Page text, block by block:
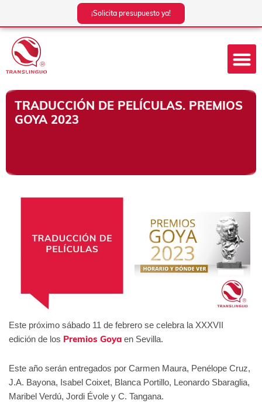
contenido
¡Solicita presupuesto ya!
TRADUCCIÓN DE PELÍCULAS. PREMIOS
GOYA 2023
Este próximo sábado 11 de febrero se celebra la XXXVII
edición de los Premios Goya en Sevilla.
Este año serán entregados por Carmen Maura, Penélope Cruz,
J.A. Bayona, Isabel Coixet, Blanca Portillo, Leonardo Sbaraglia,
Maribel Verdú, Jordi Évole y C. Tangana.